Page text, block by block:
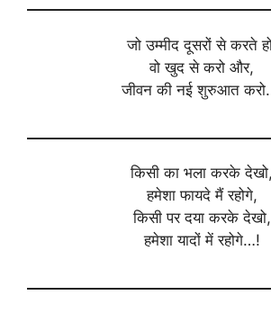
जो उम्मीद दूसरों से करते
वो खुद से करो और,
जीवन की नई शुरुआत
किसी का भला करके देखो,
हमेशा फायदे मैं रहोगे,
किसी पर दया करके देखो,
हमेशा यादों में रहोगे…!